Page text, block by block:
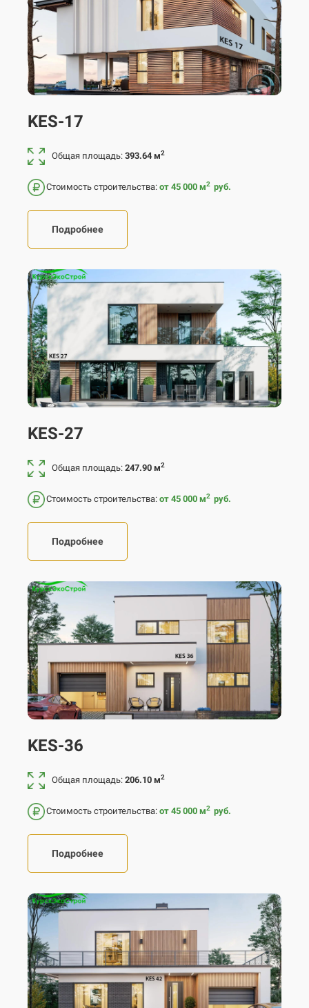
KES-17
Общая площадь: 393.64 м2
Стоимость строительства: от 45 000 м2 руб.
Подробнее
KES-27
Общая площадь: 247.90 м2
Стоимость строительства: от 45 000 м2 руб.
Подробнее
KES-36
Общая площадь: 206.10 м2
Стоимость строительства: от 45 000 м2 руб.
Подробнее